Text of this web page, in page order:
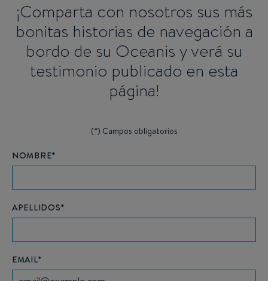
¡Comparta con nosotros sus más
bonitas historias de navegación a
bordo de su Oceanis y verá su
testimonio publicado en esta
página!
(*) Campos obligatorios
NOMBRE*
APELLIDOS*
EMAIL*